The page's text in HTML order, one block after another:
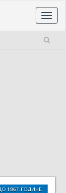
1867. ГОДИНЕ